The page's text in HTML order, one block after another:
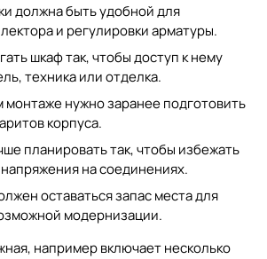
должна быть удобной для
и регулировки арматуры.
шкаф так, чтобы доступ к нему
техника или отделка.
монтаже нужно заранее подготовить
корпуса.
планировать так, чтобы избежать
на соединениях.
оставаться запас места для
модернизации.
например включает несколько